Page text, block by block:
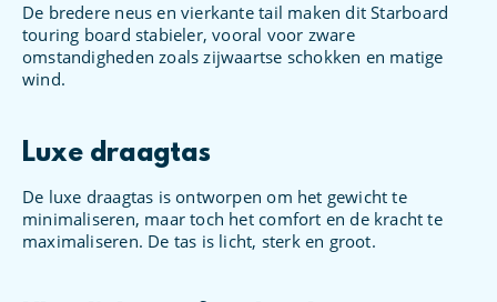
De bredere neus en vierkante tail maken dit Starboard
touring board stabieler, vooral voor zware
omstandigheden zoals zijwaartse schokken en matige
wind.
Luxe draagtas
De luxe draagtas is ontworpen om het gewicht te
minimaliseren, maar toch het comfort en de kracht te
maximaliseren. De tas is licht, sterk en groot.